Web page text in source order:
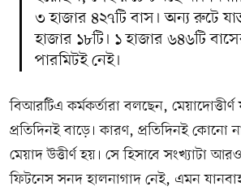
৩ হাজার ৪২৭টি বাস। অন্য রুটে
হাজার ১৮টি। ১ হাজার ৬৪৬টি
পারমিটই নেই।
বিআরটিএ কর্মকর্তারা বলছেন, মেয়াদোত্তীর্ণ
প্রতিদিনই বাড়ে। কারণ, প্রতিদিনই কোনো
মেয়াদ উত্তীর্ণ হয়। সে হিসাবে সংখ্যাটা
ফিটনেস সনদ হালনাগাদ নেই, এমন